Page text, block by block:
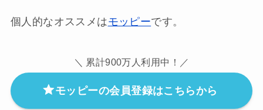
個人的なオススメはモッピーです。
＼ 累計900万人利用中！／
モッピーの会員登録はこちらから